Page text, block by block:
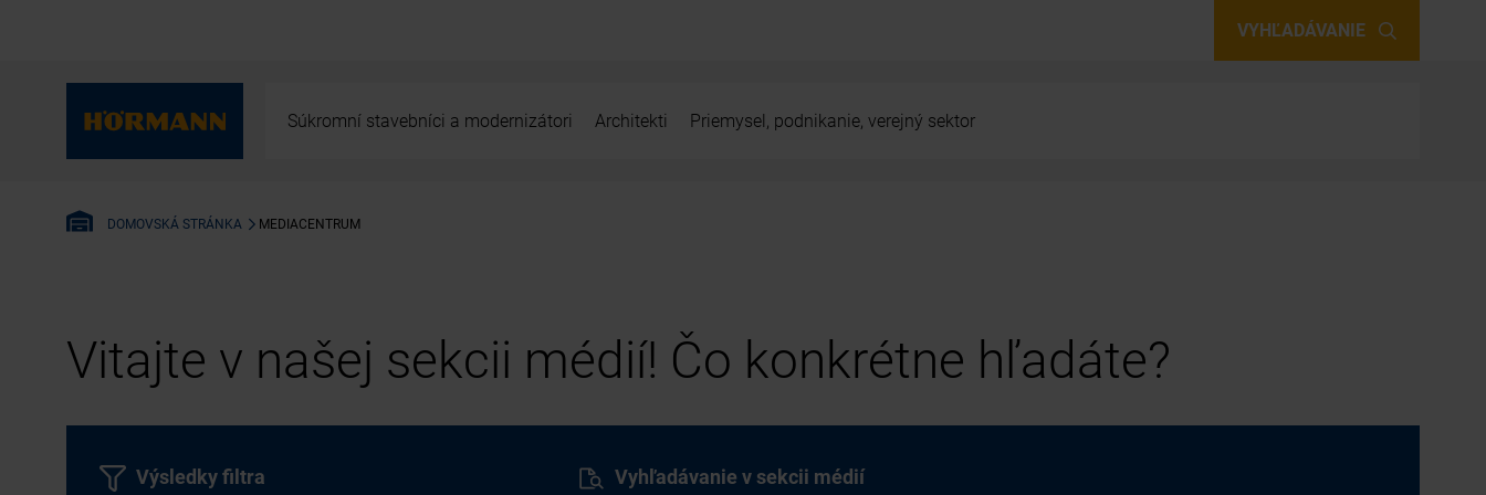
VYHĽADÁVANIE
Súkromní stavebníci a modernizátori Architekti Priemysel, podnikanie, verejný sektor
DOMOVSKÁ STRÁNKA MEDIACENTRUM
Vitajte v našej sekcii médií! Čo konkrétne hľadáte?
Vyhľadávanie v sekcii médií
Výsledky filtra